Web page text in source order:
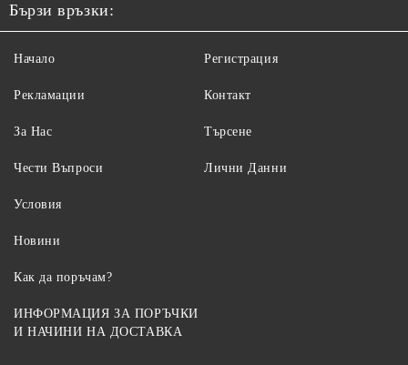
Бързи връзки:
Начало
Рекламации
За Нас
Чести Въпроси
Регистрация
Контакт
Търсене
Лични Данни
Условия
Новини
Как да поръчам?
ИНФОРМАЦИЯ ЗА ПОРЪЧКИ
И НАЧИНИ НА ДОСТАВКА